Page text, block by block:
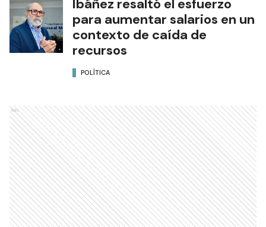
Ibáñez resaltó el esfuerzo
para aumentar salarios en un
contexto de caída de
recursos
POLÍTICA
Ads